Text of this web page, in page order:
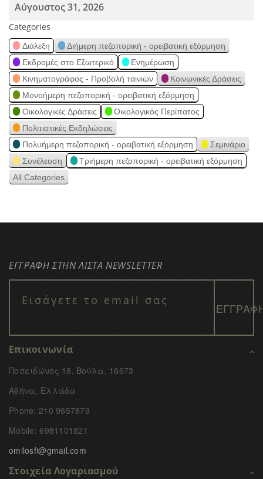
Αύγουστος 31, 2026
Categories
Διάλεξη
Διήμερη πεζοπορική - ορειβατική εξόρμηση
Εκδρομές στο Εξωτερικό
Ενημέρωση
Κινηματογράφος - Προβολή ταινιών
Κοινωνικές Δράσεις
Μονοήμερη πεζοπορική - ορειβατική εξόρμηση
Οικολογικές Δράσεις
Οικολογικός Περίπατος
Πολιτιστικές Εκδηλώσεις
Πολυήμερη πεζοπορική - ορειβατική εξόρμηση
Σεμινάριο
Συνέλευση
Τριήμερη πεζοπορική - ορειβατική εξόρμηση
All Categories
ΕΓΓΡΑΦΗ ΣΤΗΝ ΛΙΣΤΑ NEWSLETTER
Επικοινωνία
Ποσειδώνος 18, Βούλα, 16673
Αθήνα, Ελλάδα
Phone: 210 9657879
Mobile: 6981101821
omilosfi@gmail.com
Στοιχεία Λογαριασμού